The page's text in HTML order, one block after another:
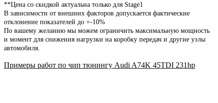
**Цена со скидкой актуальна только для Stage1
В зависимости от внешних факторов допускается фактические
отклонение показателей до +-10%
По вашему желанию мы можем ограничить максимальную мощность
и момент для снижения нагрузки на коробку передач и другие узлы
автомобиля.
Примеры работ по чип тюнингу Audi A74K 45TDI 231hp